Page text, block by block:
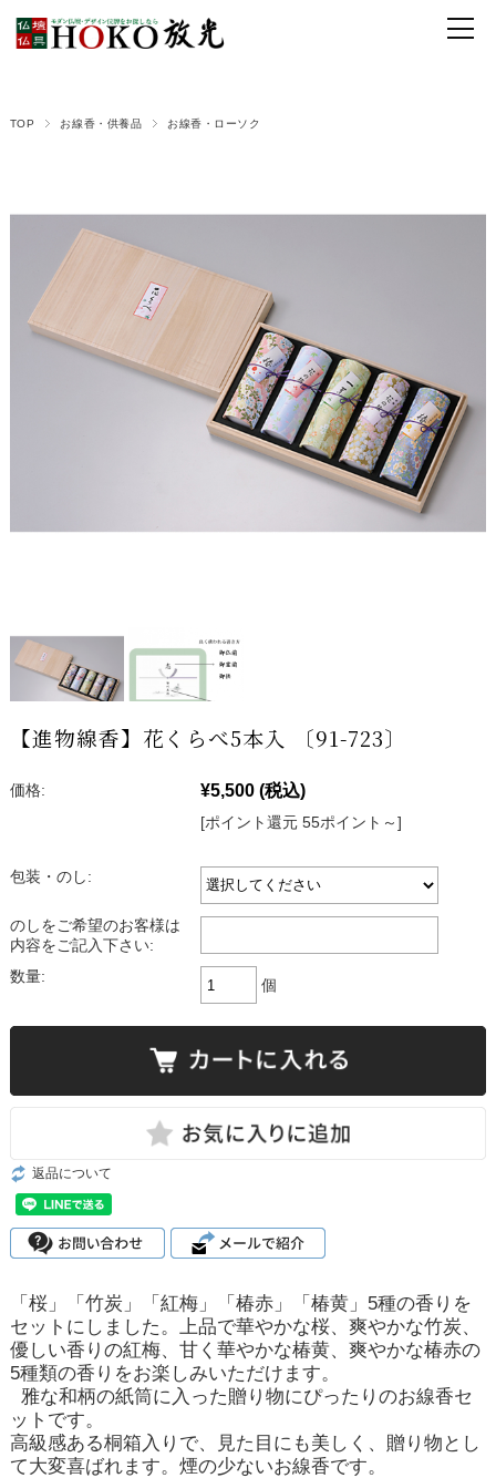
TOP お線香・供養品 お線香・ローソク
【進物線香】花くらべ5本入 〔91-723〕
価格: ¥5,500 (税込)
[ポイント還元 55ポイント～]
包装・のし:
のしをご希望のお客様は
内容をご記入下さい:
数量:
個
返品について
「桜」「竹炭」「紅梅」「椿赤」「椿黄」5種の香りを
セットにしました。上品で華やかな桜、爽やかな竹炭、
優しい香りの紅梅、甘く華やかな椿黄、爽やかな椿赤の
5種類の香りをお楽しみいただけます。
雅な和柄の紙筒に入った贈り物にぴったりのお線香セ
ットです。
高級感ある桐箱入りで、見た目にも美しく、贈り物とし
て大変喜ばれます。煙の少ないお線香です。